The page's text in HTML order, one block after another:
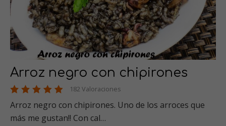
Arroz negro con chipirones
182 Valoraciones
Arroz negro con chipirones. Uno de los arroces que
más me gustan!! Con cal…